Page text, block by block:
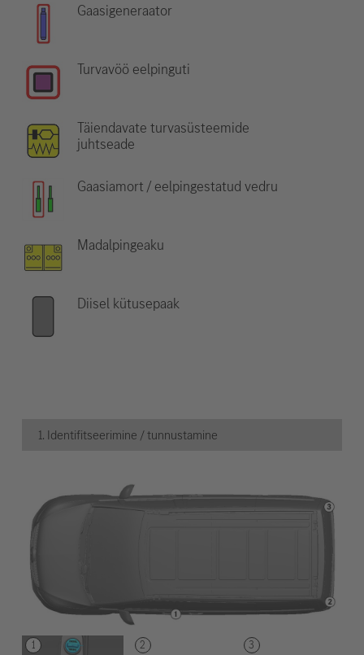
Gaasigeneraator
Turvavöö eelpinguti
Täiendavate turvasüsteemide
juhtseade
Gaasiamort / eelpingestatud vedru
Madalpingeaku
Diisel kütusepaak
1. Identifitseerimine / tunnustamine